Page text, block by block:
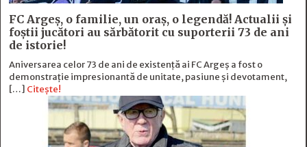
FC Argeş, o familie, un oraș, o legendă! Actualii şi
foştii jucători au sărbătorit cu suporterii 73 de ani
de istorie!
Aniversarea celor 73 de ani de existență ai FC Argeș a fost o
demonstrație impresionantă de unitate, pasiune și devotament,
[…] Citește!